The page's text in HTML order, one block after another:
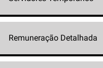
Remuneração Detalhada